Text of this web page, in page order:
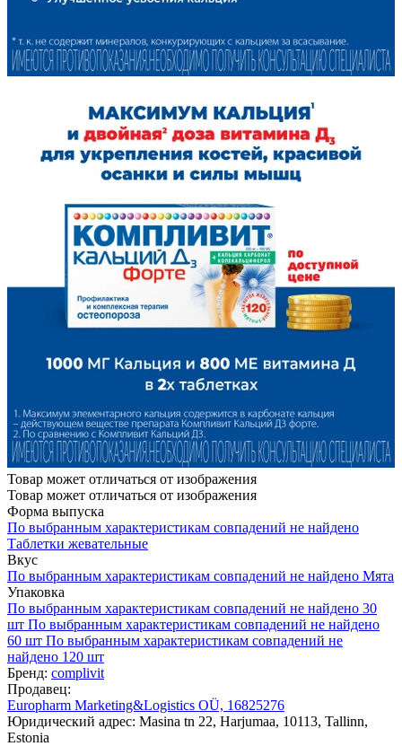
Товар может отличаться от изображения
Товар может отличаться от изображения
Форма выпуска
По выбранным характеристикам совпадений не найдено
Таблетки жевательные
Вкус
По выбранным характеристикам совпадений не найдено Мята
Упаковка
По выбранным характеристикам совпадений не найдено 30
шт По выбранным характеристикам совпадений не найдено
60 шт По выбранным характеристикам совпадений не
найдено 120 шт
Бренд: complivit
Продавец:
Europharm Marketing&Logistics OÜ, 16825276
Юридический адрес: Masina tn 22, Harjumaa, 10113, Tallinn,
Estonia